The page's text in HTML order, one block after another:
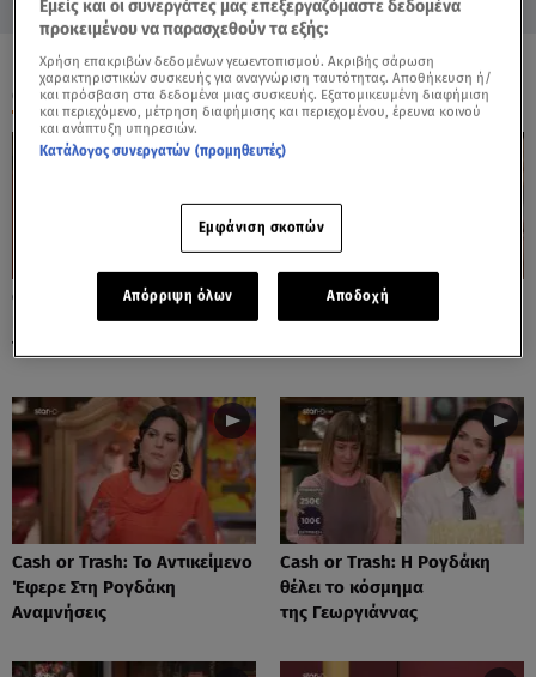
ΟΛΑ ΤΑ ΒΙΝΤΕΟ
Cash or Trash: Η Μάρω
Κοντού Δημοπράτησε Πίνακά
Της!
Cash or Trash: Το Αντικείμενο
Που Ενθουσίασε Τη Χιωτίνη
Cash or Trash: Το Αντικείμενο
Έφερε Στη Ρογδάκη
Αναμνήσεις
Cash or Trash: Η Ρογδάκη
θέλει το κόσμημα
της Γεωργιάννας
Εμείς και οι συνεργάτες μας επεξεργαζόμαστε δεδομένα
προκειμένου να παρασχεθούν τα εξής:
Χρήση επακριβών δεδομένων γεωεντοπισμού. Ακριβής σάρωση
χαρακτηριστικών συσκευής για αναγνώριση ταυτότητας. Αποθήκευση ή/
και πρόσβαση στα δεδομένα μιας συσκευής. Εξατομικευμένη διαφήμιση
και περιεχόμενο, μέτρηση διαφήμισης και περιεχομένου, έρευνα κοινού
και ανάπτυξη υπηρεσιών.
Κατάλογος συνεργατών (προμηθευτές)
Εμφάνιση σκοπών
Απόρριψη όλων Αποδοχή